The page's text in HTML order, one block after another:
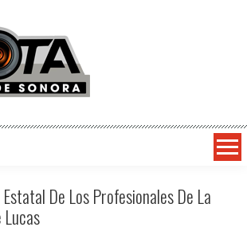
De Sonora
De Los Profesionales De La